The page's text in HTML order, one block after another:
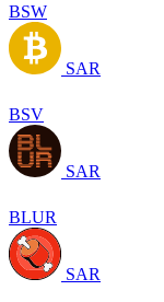
BSW
SAR
BSV
SAR
BLUR
SAR